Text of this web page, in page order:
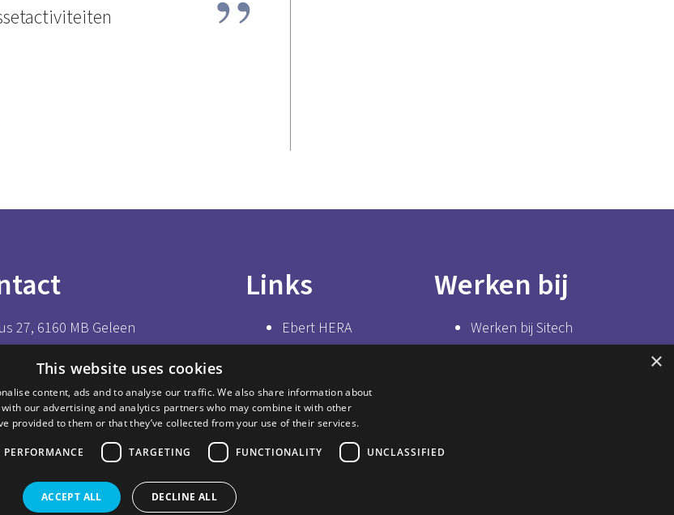
27, 6160 MB Geleen
22, 6167 RD Geleen
476 60 66
Links
Ebert HERA
Group
Chemelot
Werken bij
Werken bij Sitech
×
This website uses cookies
content, ads and to analyse our traffic. We also share information about
our advertising and analytics partners who may combine it with other
provided to them or that they’ve collected from your use of their services.
PERFORMANCE TARGETING FUNCTIONALITY UNCLASSIFIED
ACCEPT ALL DECLINE ALL